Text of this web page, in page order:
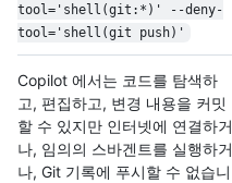
tool='shell(git:*)' --deny-
tool='shell(git push)'
Copilot 에서는 코드를 탐색하
고, 편집하고, 변경 내용을 커밋
할 수 있지만 인터넷에 연결하거
나, 임의의 스바겐트를 실행하거
나, Git 기록에 푸시할 수 없습니